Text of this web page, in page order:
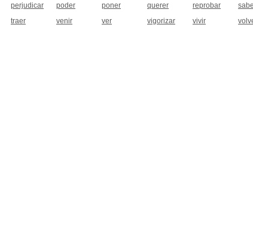
perjudicar poder poner querer reprobar
traer venir ver vigorizar vivir